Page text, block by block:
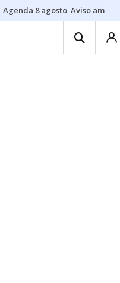
Agenda 8 agosto Aviso amarillo